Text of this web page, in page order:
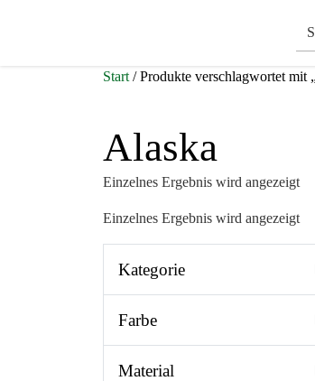
Start / Produkte verschlagwortet mit
Alaska
Einzelnes Ergebnis wird angezeigt
Einzelnes Ergebnis wird angezeigt
Kategorie
Farbe
Material